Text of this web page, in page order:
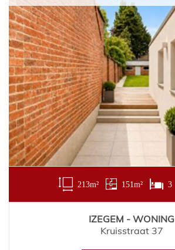
213 m² 151 m² 3
IZEGEM - WONING
Kruisstraat 37